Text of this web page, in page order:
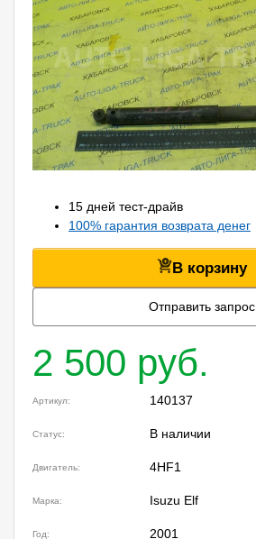
15 дней тест-драйв
100% гарантия возврата денег
В корзину
Отправить запрос
2 500 руб.
Артикул: 140137
Статус: В наличии
Двигатель: 4HF1
Марка: Isuzu Elf
Год: 2001